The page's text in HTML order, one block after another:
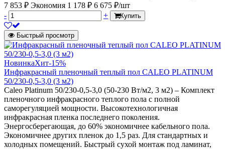
7 853 ₽ Экономия 1 178 ₽ 6 675 ₽/шт
-
+ Купить
Быстрый просмотр
НовинкаХит-15%
Инфракрасный пленочный теплый пол CALEO PLATINUM
50/230-0,5-3,0 (3 м2)
Caleo Platinum 50/230-0,5-3,0 (50-230 Вт/м2, 3 м2) – Комплект
пленочного инфракрасного теплого пола с полной
саморегуляцией мощности. Высокотехнологичная
инфракрасная пленка последнего поколения.
Энергосберегающая, до 60% экономичнее кабельного пола.
Экономичнее других пленок до 1,5 раз. Для стандартных и
холодных помещений. Быстрый сухой монтаж под ламинат,